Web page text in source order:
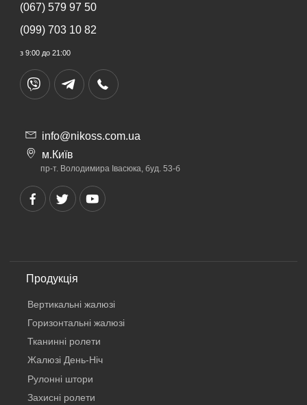
(067) 579 97 50
(099) 703 10 82
з 9:00 до 21:00
info@nikoss.com.ua
м.Київ
пр-т. Володимира Івасюка, буд. 53-б
Продукція
Вертикальнi жалюзi
Горизонтальні жалюзі
Тканинні ролети
Жалюзі День-Ніч
Рулонні штори
Захисні ролети